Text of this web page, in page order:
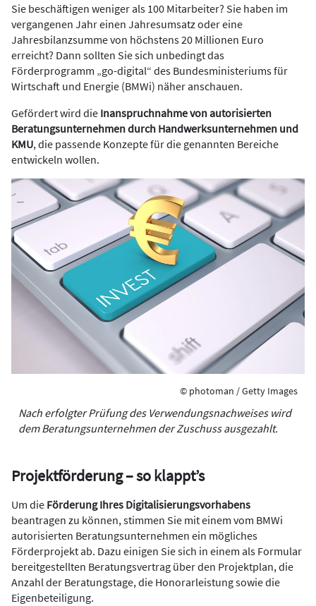
Sie beschäftigen weniger als 100 Mitarbeiter? Sie haben im
vergangenen Jahr einen Jahresumsatz oder eine
Jahresbilanzsumme von höchstens 20 Millionen Euro
erreicht? Dann sollten Sie sich unbedingt das
Förderprogramm „go-digital“ des Bundesministeriums für
Wirtschaft und Energie (BMWi) näher anschauen.
Gefördert wird die Inanspruchnahme von autorisierten
Beratungsunternehmen durch Handwerksunternehmen und
KMU, die passende Konzepte für die genannten Bereiche
entwickeln wollen.
© photoman / Getty Images
Nach erfolgter Prüfung des Verwendungsnachweises wird
dem Beratungsunternehmen der Zuschuss ausgezahlt.
Projektförderung – so klappt’s
Um die Förderung Ihres Digitalisierungsvorhabens
beantragen zu können, stimmen Sie mit einem vom BMWi
autorisierten Beratungsunternehmen ein mögliches
Förderprojekt ab. Dazu einigen Sie sich in einem als Formular
bereitgestellten Beratungsvertrag über den Projektplan, die
Anzahl der Beratungstage, die Honorarleistung sowie die
Eigenbeteiligung.